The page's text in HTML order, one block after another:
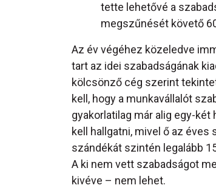
tette lehetővé a
megszűnését követő
Az év végéhez közeledve
tart az idei szabadságának
kölcsönző cég szerint
kell, hogy a munkavállalót
gyakorlatilag már alig egy-
kell hallgatni, mivel ő az
szándékát szintén legalább
A ki nem vett szabadságot
kivéve – nem lehet.